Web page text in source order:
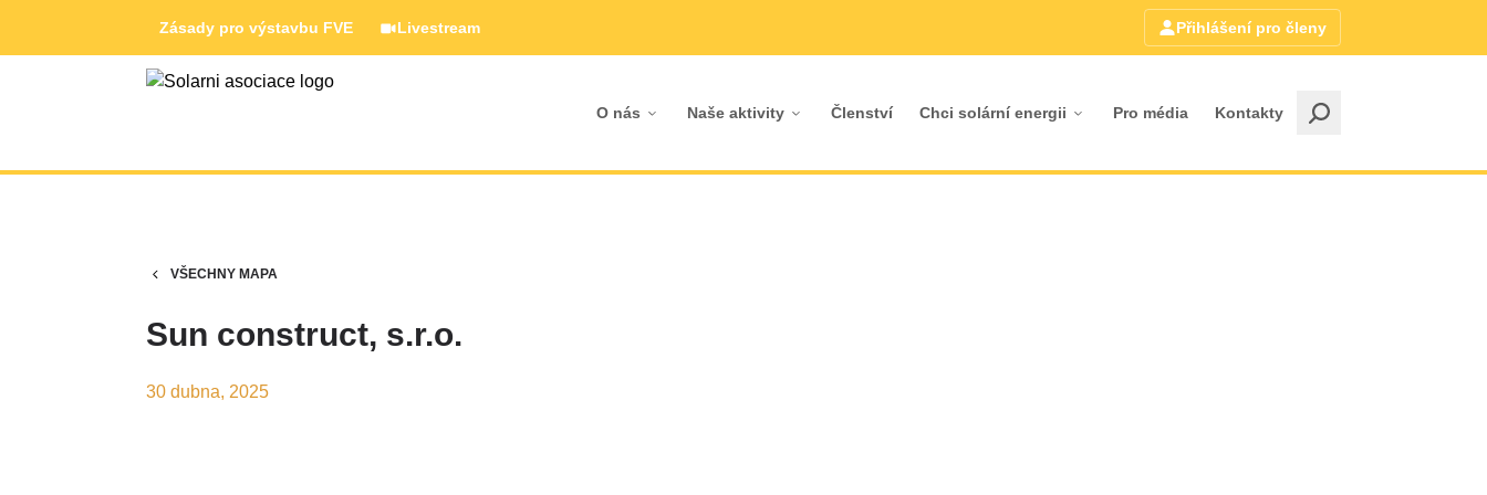
Zásady pro výstavbu FVE Livestream Přihlášení pro členy
O nás Naše aktivity Členství Chci solární energii Pro média Kontakty
VŠECHNY MAPA
Sun construct, s.r.o.
30 dubna, 2025